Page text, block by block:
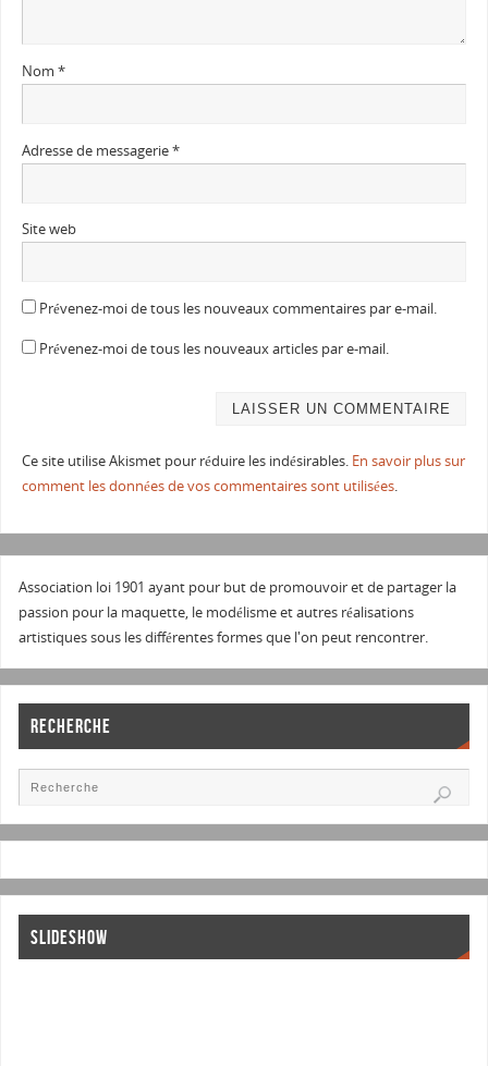
Nom *
Adresse de messagerie*
Site web
Prévenez-moi de tous les nouveaux commentaires par e-mail.
Prévenez-moi de tous les nouveaux articles par e-mail.
Ce site utilise Akismet pour réduire les indésirables. En savoir plus sur
comment les données de vos commentaires sont utilisées.
Association loi 1901 ayant pour but de promouvoir et de partager la
passion pour la maquette, le modélisme et autres réalisations
artistiques sous les différentes formes que l'on peut rencontrer.
RECHERCHE
SLIDESHOW